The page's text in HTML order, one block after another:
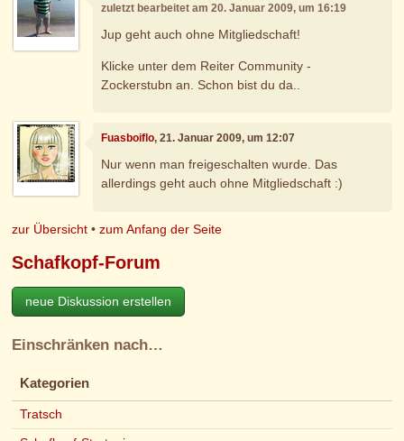
zuletzt bearbeitet am 20. Januar 2009, um 16:19
Jup geht auch ohne Mitgliedschaft!
Klicke unter dem Reiter Community -
Zockerstubn an. Schon bist du da..
Fuasboiflo, 21. Januar 2009, um 12:07
Nur wenn man freigeschalten wurde. Das
allerdings geht auch ohne Mitgliedschaft :)
zur Übersicht •zum Anfang der Seite
Schafkopf-Forum
neue Diskussion erstellen
Einschränken nach…
Kategorien
Tratsch